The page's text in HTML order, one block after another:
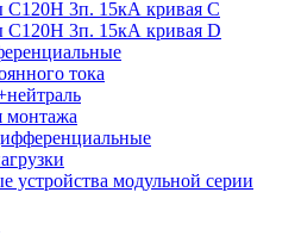
С120Н 3п. 15кА кривая C
С120Н 3п. 15кА кривая D
тока
монтажа
устройства модульной серии